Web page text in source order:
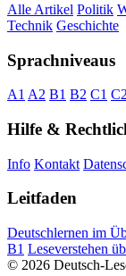
Alle Artikel Politik
Technik Geschichte
Sprachniveaus
A1 A2 B1 B2 C1 C2
Hilfe &
Info Kontakt
Leitfaden
Deutschlernen im
B1 Leseverstehen
© 2026 Deutsch-